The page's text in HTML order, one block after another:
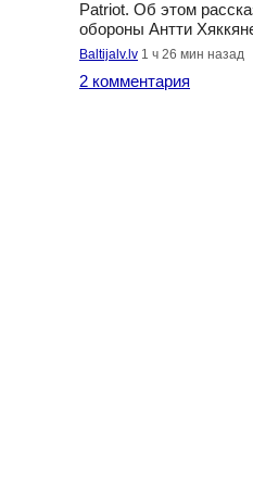
Patriot. Об этом
обороны Антти
Baltijalv.lv 1 ч 26 мин назад
2 комментария